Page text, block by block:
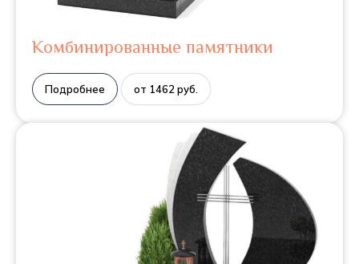
Комбинированные памятники
Подробнее от 1462 руб.